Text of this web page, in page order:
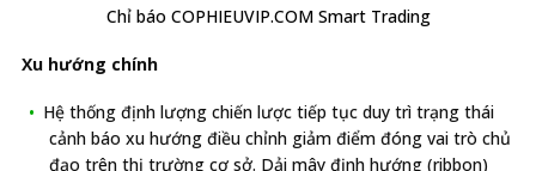
Chỉ báo COPHIEUVIP.COM Smart Trading
Xu hướng chính
Hệ thống định lượng chiến lược tiếp tục duy trì trạng thái
cảnh báo xu hướng điều chỉnh giảm điểm đóng vai trò chủ
đạo trên thị trường cơ sở. Dải mây định hướng (ribbon)